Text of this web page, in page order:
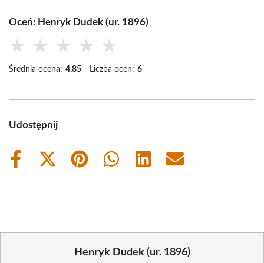
Oceń: Henryk Dudek (ur. 1896)
★ ★ ★ ★ ★
Średnia ocena: 4.85 Liczba ocen: 6
Udostępnij
Share
Share
Share
Share
Share
Share
Henryk Dudek (ur. 1896)